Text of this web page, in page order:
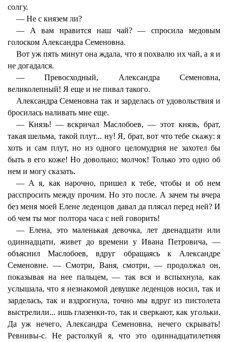
солгу.
— Не с князем ли?
— А вам нравится наш чай? — спросила медовым
голоском Александра Семеновна.
Вот уж пять минут она ждала, что я похвалю их чай, а я и
не догадался.
— Превосходный, Александра Семеновна,
великолепный! Я еще и не пивал такого.
Александра Семеновна так и зарделась от удовольствия и
бросилась наливать мне еще.
— Князь! — вскричал Маслобоев, — этот князь, брат,
такая шельма, такой плут... ну! Я, брат, вот что тебе скажу: я
хоть и сам плут, но из одного целомудрия не захотел бы
быть в его коже! Но довольно; молчок! Только это одно об
нем и могу сказать.
— А я, как нарочно, пришел к тебе, чтобы и об нем
расспросить между прочим. Но это после. А зачем ты вчера
без меня моей Елене леденцов давал да плясал перед ней? И
об чем ты мог полтора часа с ней говорить!
— Елена, это маленькая девочка, лет двенадцати или
одиннадцати, живет до времени у Ивана Петровича, —
объяснил Маслобоев, вдруг обращаясь к Александре
Семеновне. — Смотри, Ваня, смотри, — продолжал он,
показывая на нее пальцем, — так вся и вспыхнула, как
услышала, что я незнакомой девушке леденцов носил, так и
зарделась, так и вздрогнула, точно мы вдруг из пистолета
выстрелили... ишь глазенки-то, так и сверкают, как угольки.
Да уж нечего, Александра Семеновна, нечего скрывать!
Ревнивы-с. Не растолкуй я, что это одиннадцатилетняя